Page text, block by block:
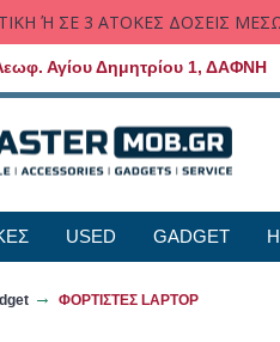
Ή ΣΕ 3 ΑΤΟΚΕΣ ΔΟΣΕΙΣ ΜΕΣΩ
Αγίου Δημητρίου 1, ΔΑΦΝΗ
USED GADGET
ΦΟΡΤΙΣΤΕΣ LAPTOP